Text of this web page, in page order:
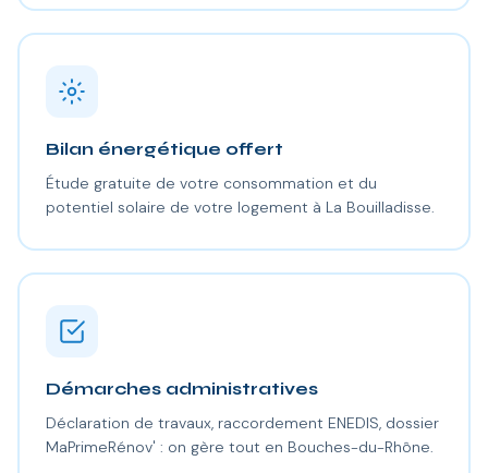
Bilan énergétique offert
Étude gratuite de votre consommation et du
potentiel solaire de votre logement à La Bouilladisse.
Démarches administratives
Déclaration de travaux, raccordement ENEDIS, dossier
MaPrimeRénov' : on gère tout en Bouches-du-Rhône.